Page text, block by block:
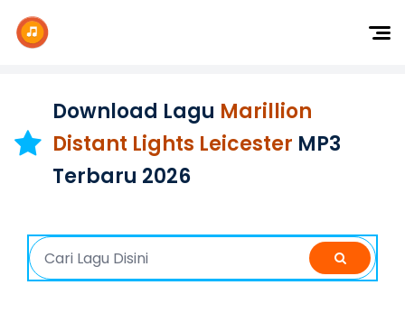
Dangdut
Indonesia
K-Pop
Download Lagu Marillion
Distant Lights Leicester MP3
Terbaru 2026